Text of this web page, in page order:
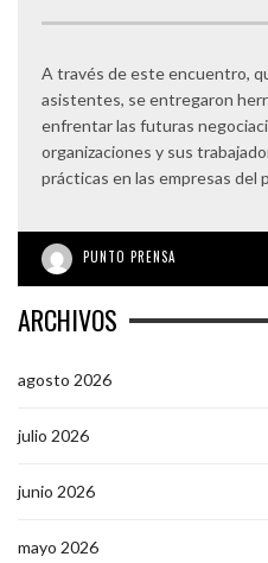
A través de este encuentro,
asistentes, se entregaron
enfrentar las futuras
organizaciones y sus
prácticas en las empresas del
PUNTO PRENSA
ARCHIVOS
agosto 2026
julio 2026
junio 2026
mayo 2026